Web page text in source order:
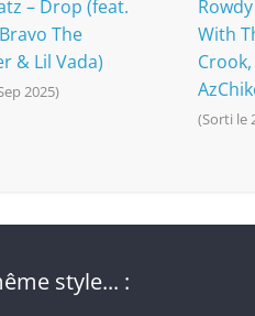
– Drop (feat.
The
& Lil Vada)
2025)
With
(Sorti le
style... :